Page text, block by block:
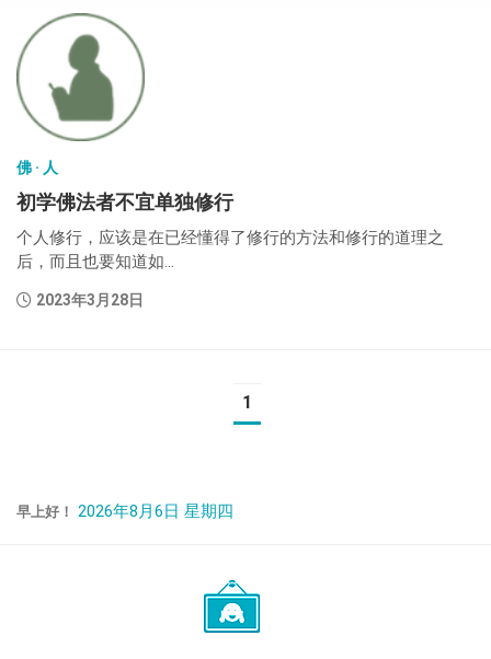
佛 · 人
初学佛法者不宜单独修行
个人修行，应该是在已经懂得了修行的方法和修行的道理之
后，而且也要知道如...
2023年3月28日
1
早上好！ 2026年8月6日 星期四